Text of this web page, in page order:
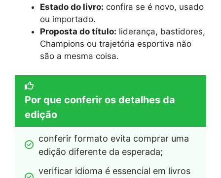
Estado do livro: confira se é novo, usado
ou importado.
Proposta do título: liderança, bastidores,
Champions ou trajetória esportiva não
são a mesma coisa.
Por que conferir os detalhes da
edição
conferir formato evita comprar uma
edição diferente da esperada;
verificar idioma é essencial em livros